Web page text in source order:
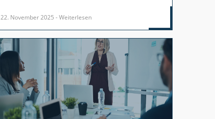
22. November 2025 - Weiterlesen